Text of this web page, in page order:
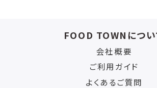
FOOD TOWNについ
会社概要
ご利用ガイド
よくあるご質問